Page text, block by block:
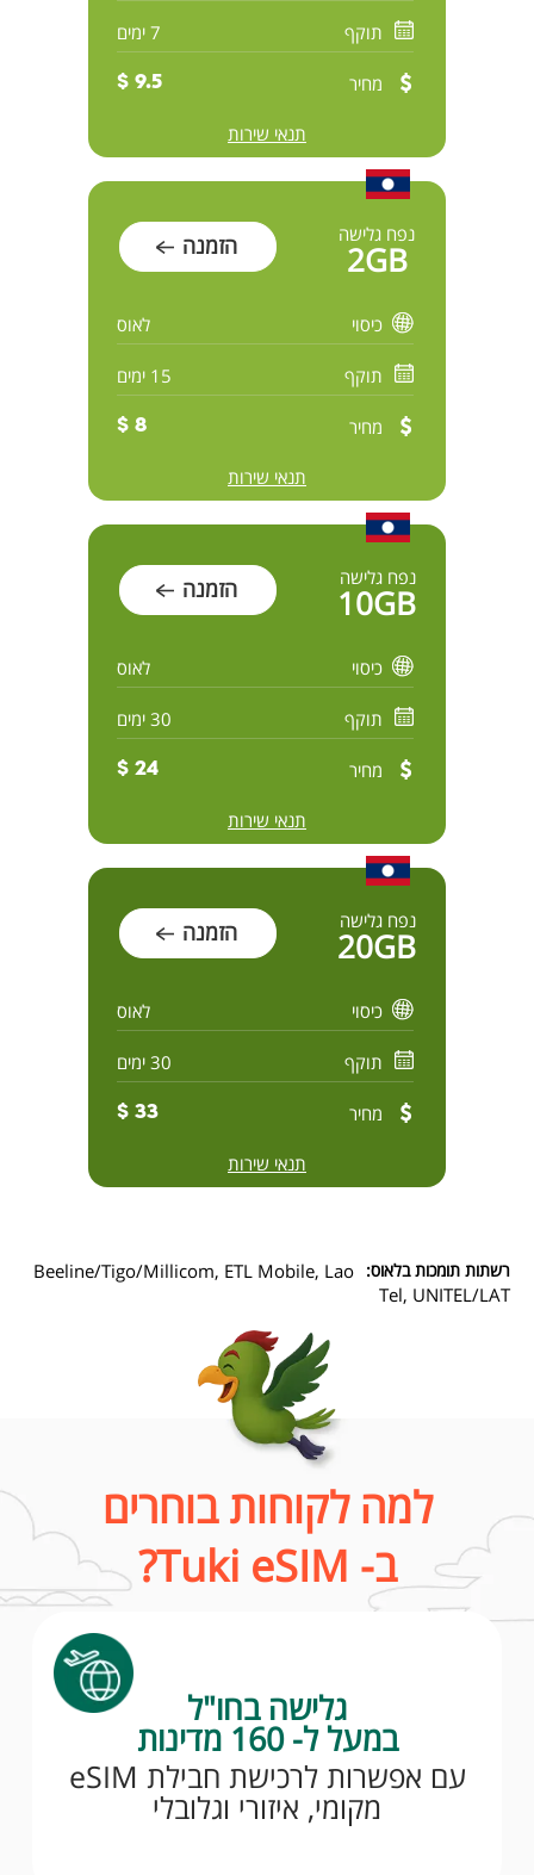
תוקף 7 ימים
מחיר 9.5 $
תנאי שירות
נפח גלישה
2GB הזמנה
כיסוי לאוס
תוקף 15 ימים
מחיר 8 $
תנאי שירות
נפח גלישה
10GB הזמנה
כיסוי לאוס
תוקף 30 ימים
מחיר 24 $
תנאי שירות
נפח גלישה
20GB הזמנה
כיסוי לאוס
תוקף 30 ימים
מחיר 33 $
תנאי שירות
רשתות תומכות בלאוס: Beeline/Tigo/Millicom, ETL Mobile, Lao
Tel, UNITEL/LAT
למה לקוחות בוחרים
ב- Tuki eSIM?
גלישה בחו"ל
במעל ל- 160 מדינות
עם אפשרות לרכישת חבילת eSIM
מקומי, איזורי וגלובלי